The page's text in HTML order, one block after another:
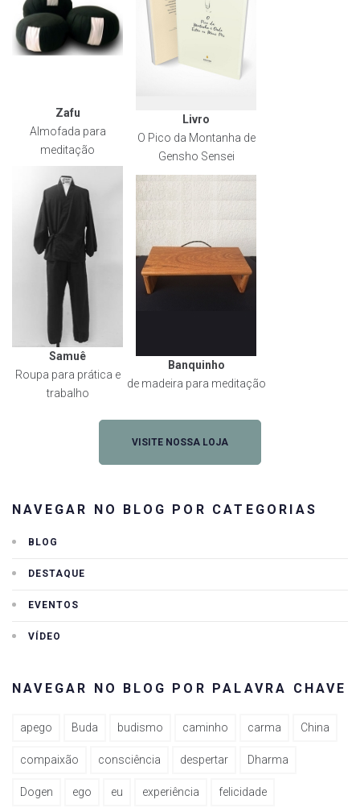
Zafu
Almofada para
meditação
Livro
O Pico da Montanha de
Gensho Sensei
Samuê
Roupa para prática e
trabalho
Banquinho
de madeira para meditação
VISITE NOSSA LOJA
NAVEGAR NO BLOG POR CATEGORIAS
BLOG
DESTAQUE
EVENTOS
VÍDEO
NAVEGAR NO BLOG POR PALAVRA CHAVE
apego Buda budismo caminho carma China
compaixão consciência despertar Dharma
Dogen ego eu experiência felicidade